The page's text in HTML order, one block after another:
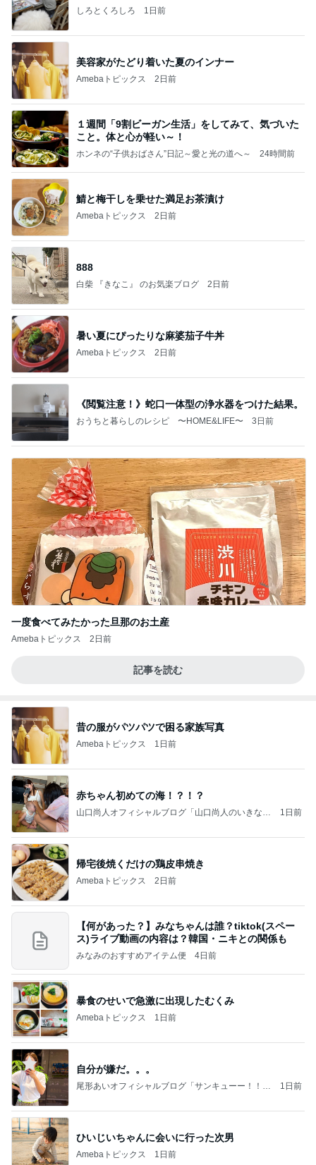
しろとくろしろ 1日前
美容家がたどり着いた夏のインナー
Amebaトピックス 2日前
１週間「9割ビーガン生活」をしてみて、気づいた
こと。体と心が軽い～！
ホンネの“子供おばさん”日記～愛と光の道へ～ 24時間前
鯖と梅干しを乗せた満足お茶漬け
Amebaトピックス 2日前
888
白柴 『きなこ』 のお気楽ブログ 2日前
暑い夏にぴったりな麻婆茄子牛丼
Amebaトピックス 2日前
《閲覧注意！》蛇口一体型の浄水器をつけた結果。
おうちと暮らしのレシピ 〜HOME&LIFE〜 3日前
一度食べてみたかった旦那のお土産
Amebaトピックス 2日前
記事を読む
昔の服がパツパツで困る家族写真
Amebaトピックス 1日前
赤ちゃん初めての海！？！？
山口尚人オフィシャルブログ「山口尚人のいきなり
1日前
帰宅後焼くだけの鶏皮串焼き
Amebaトピックス 2日前
【何があった？】みなちゃんは誰？tiktok(スペー
ス)ライブ動画の内容は？韓国・ニキとの関係も
みなみのおすすめアイテム便 4日前
暴食のせいで急激に出現したむくみ
Amebaトピックス 1日前
自分が嫌だ。。。
尾形あいオフィシャルブログ「サンキューー！！尾
1日前
ひいじいちゃんに会いに行った次男
Amebaトピックス 1日前